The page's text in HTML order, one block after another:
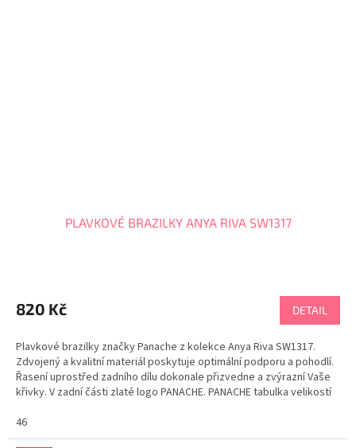
PLAVKOVÉ BRAZILKY ANYA RIVA SW1317
820 Kč DETAIL
Plavkové brazilky značky Panache z kolekce Anya Riva SW1317.
Zdvojený a kvalitní materiál poskytuje optimální podporu a pohodlí.
Řasení uprostřed zadního dílu dokonale přizvedne a zvýrazní Vaše
křivky. V zadní části zlaté logo PANACHE. PANACHE tabulka velikostí
46